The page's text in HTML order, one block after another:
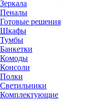
Зеркала
Пеналы
Готовые решения
Шкафы
Тумбы
Банкетки
Комоды
Консоли
Полки
Светильники
Комплектующие